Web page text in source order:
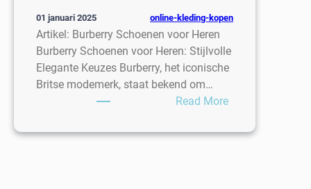
01 januari 2025 online-kleding-kopen
Artikel: Burberry Schoenen voor Heren
Burberry Schoenen voor Heren: Stijlvolle
Elegante Keuzes Burberry, het iconische
Britse modemerk, staat bekend om…
Read More:
Burberry